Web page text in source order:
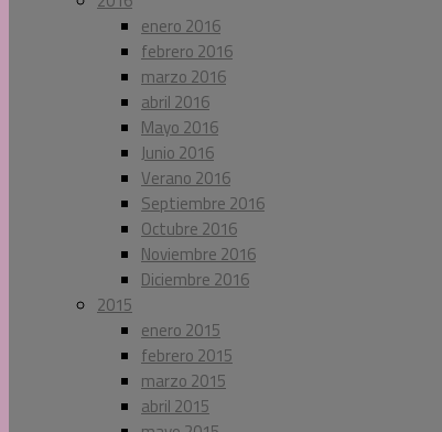
enero 2016
febrero 2016
marzo 2016
abril 2016
Mayo 2016
Junio 2016
Verano 2016
Septiembre 2016
Octubre 2016
Noviembre 2016
Diciembre 2016
2015
enero 2015
febrero 2015
marzo 2015
abril 2015